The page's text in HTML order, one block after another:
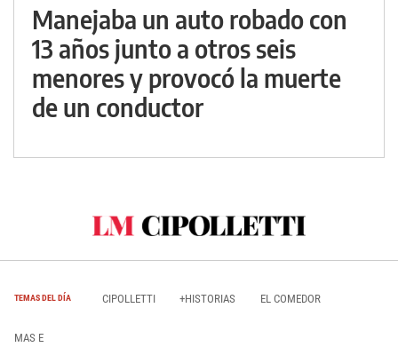
Manejaba un auto robado con
13 años junto a otros seis
menores y provocó la muerte
de un conductor
TEMAS DEL DÍA CIPOLLETTI +HISTORIAS EL COMEDOR
MAS E